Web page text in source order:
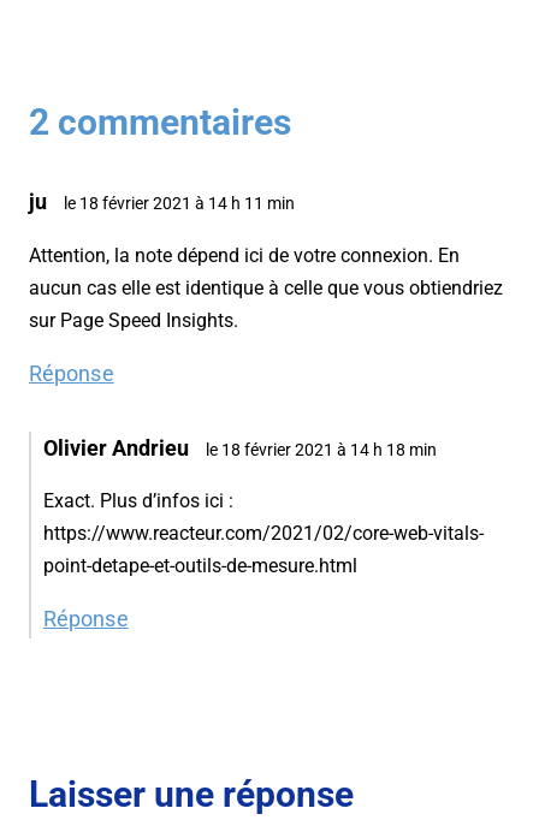
2 commentaires
ju le 18 février 2021 à 14 h 11 min
Attention, la note dépend ici de votre connexion. En
aucun cas elle est identique à celle que vous obtiendriez
sur Page Speed Insights.
Réponse
Olivier Andrieu le 18 février 2021 à 14 h 18 min
Exact. Plus d’infos ici :
https://www.reacteur.com/2021/02/core-web-vitals-
point-detape-et-outils-de-mesure.html
Réponse
Laisser une réponse